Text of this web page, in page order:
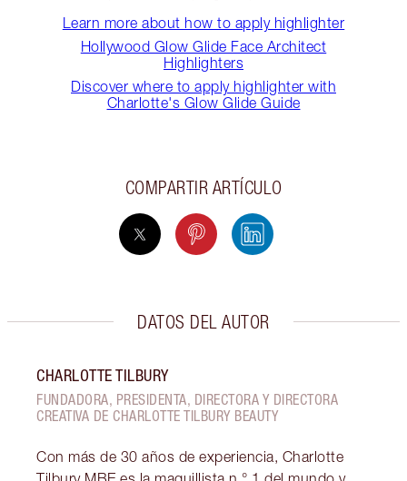
Learn more about how to apply highlighter
Hollywood Glow Glide Face Architect
Highlighters
Discover where to apply highlighter with
Charlotte's Glow Glide Guide
COMPARTIR ARTÍCULO
DATOS DEL AUTOR
CHARLOTTE TILBURY
FUNDADORA, PRESIDENTA, DIRECTORA Y DIRECTORA
CREATIVA DE CHARLOTTE TILBURY BEAUTY
Con más de 30 años de experiencia, Charlotte